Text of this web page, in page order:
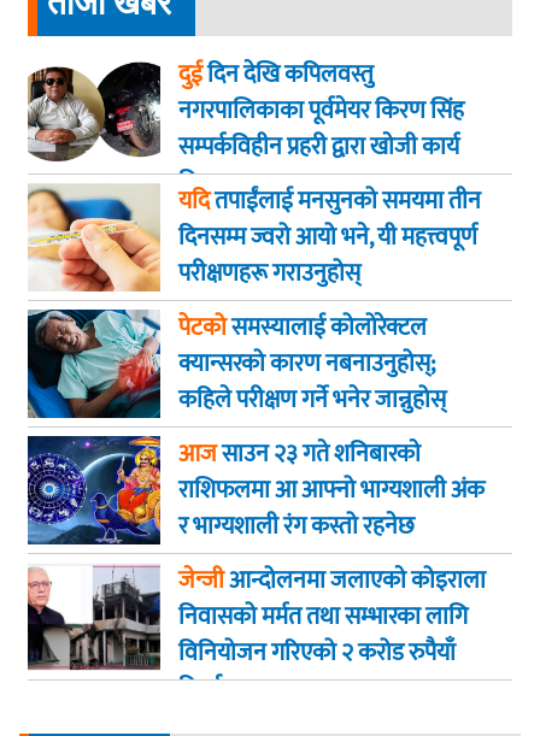
दुईदिन देखि कपिलवस्तु
नगरपालिकाका पूर्वमेयर किरण सिंह
सम्पर्कविहीन प्रहरी द्वारा खाेजी कार्य
तिब्रता
यदितपाईंलाई मनसुनको समयमा तीन
दिनसम्म ज्वरो आयो भने, यी महत्त्वपूर्ण
परीक्षणहरू गराउनुहोस्
पेटकोसमस्यालाई कोलोरेक्टल
क्यान्सरको कारण नबनाउनुहोस्;
कहिले परीक्षण गर्ने भनेर जान्नुहोस्
आजसाउन २३ गते शनिबारकाे
राशिफलमा आ आफ्नो भाग्यशाली अंक
र भाग्यशाली रंग कस्तो रहनेछ
जेन्जीआन्दोलनमा जलाएकाे कोइराला
निवासको मर्मत तथा सम्भारका लागि
विनियोजन गरिएको २ करोड रुपैयाँ
फिर्ता